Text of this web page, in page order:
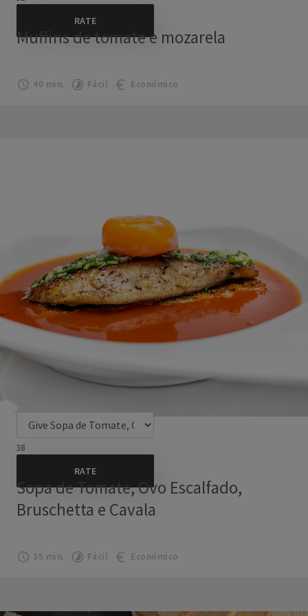
Muffins de tomate e mozarela
40 min. Fácil Económico
38
Sopa de Tomate, Ovo Escalfado,
Bruschetta e Cavala
35 min. Fácil Económico